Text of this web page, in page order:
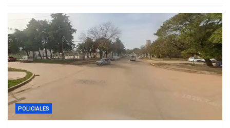
POLICIALES